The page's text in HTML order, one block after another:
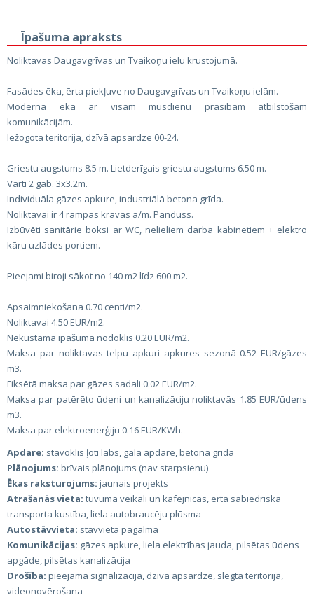
Īpašuma apraksts
Noliktavas Daugavgrīvas un Tvaikoņu ielu krustojumā.
Fasādes ēka, ērta piekļuve no Daugavgrīvas un Tvaikoņu ielām.
Moderna ēka ar visām mūsdienu prasībām atbilstošām
komunikācijām.
Iežogota teritorija, dzīvā apsardze 00-24.
Griestu augstums 8.5 m. Lietderīgais griestu augstums 6.50 m.
Vārti 2 gab. 3x3.2m.
Individuāla gāzes apkure, industriālā betona grīda.
Noliktavai ir 4 rampas kravas a/m. Panduss.
Izbūvēti sanitārie boksi ar WC, nelieliem darba kabinetiem + elektro
kāru uzlādes portiem.
Pieejami biroji sākot no 140 m2 līdz 600 m2.
Apsaimniekošana 0.70 centi/m2.
Noliktavai 4.50 EUR/m2.
Nekustamā īpašuma nodoklis 0.20 EUR/m2.
Maksa par noliktavas telpu apkuri apkures sezonā 0.52 EUR/gāzes
m3.
Fiksētā maksa par gāzes sadali 0.02 EUR/m2.
Maksa par patērēto ūdeni un kanalizāciju noliktavās 1.85 EUR/ūdens
m3.
Maksa par elektroenerģiju 0.16 EUR/KWh.
Apdare: stāvoklis ļoti labs, gala apdare, betona grīda
Plānojums: brīvais plānojums (nav starpsienu)
Ēkas raksturojums: jaunais projekts
Atrašanās vieta: tuvumā veikali un kafejnīcas, ērta sabiedriskā
transporta kustība, liela autobraucēju plūsma
Autostāvvieta: stāvvieta pagalmā
Komunikācijas: gāzes apkure, liela elektrības jauda, pilsētas ūdens
apgāde, pilsētas kanalizācija
Drošība: pieejama signalizācija, dzīvā apsardze, slēgta teritorija,
videonovērošana